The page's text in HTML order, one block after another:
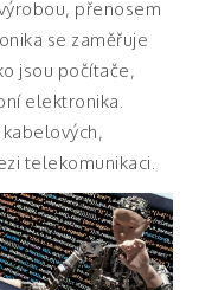
přenosem
se zaměřuje
jsou počítače,
elektronika.
telekomunikaci.